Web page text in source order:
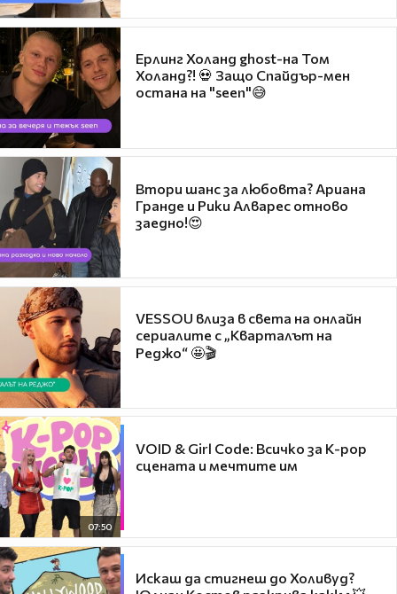
Ерлинг Холанд ghost-на Том
Холанд?! 💀 Защо Спайдър-мен
остана на "seen"😅
Втори шанс за любовта? Ариана
Гранде и Рики Алварес отново
заедно!😍
VESSOU влиза в света на онлайн
сериалите с „Кварталът на
Реджо“ 🤩🎬
07:50
VOID & Girl Code: Всичко за K-pop
сцената и мечтите им
Искаш да стигнеш до Холивуд?